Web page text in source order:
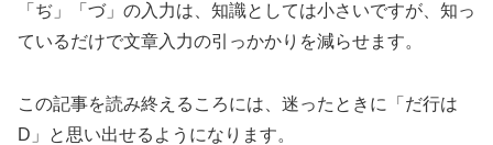
「ぢ」「づ」の入力は、知識としては小さいですが、知っ
ているだけで文章入力の引っかかりを減らせます。
この記事を読み終えるころには、迷ったときに「だ行は
D」と思い出せるようになります。